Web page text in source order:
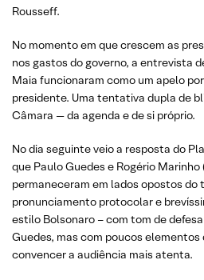
Rousseff.
No momento em que crescem as
nos gastos do governo, a entrevista
Maia funcionaram como um apelo
presidente. Uma tentativa dupla de
Câmara — da agenda e de si próprio.
No dia seguinte veio a resposta do
que Paulo Guedes e Rogério
permaneceram em lados opostos do
pronunciamento protocolar e
estilo Bolsonaro – com tom de
Guedes, mas com poucos
convencer a audiência mais atenta.